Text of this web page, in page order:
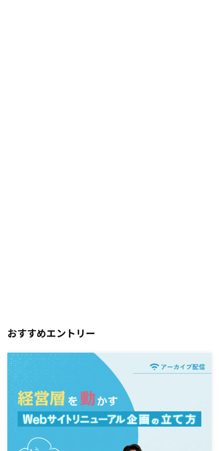
おすすめエントリー